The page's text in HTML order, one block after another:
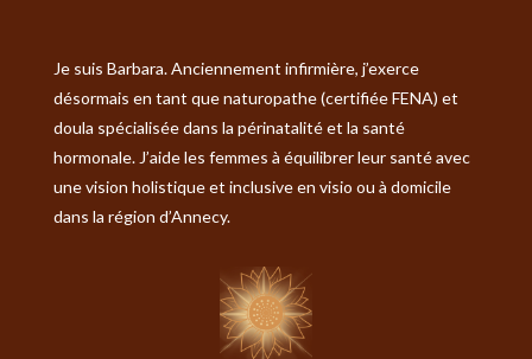
Je suis Barbara. Anciennement infirmière, j’exerce
désormais en tant que naturopathe (certifiée FENA) et
doula spécialisée dans la périnatalité et la santé
hormonale. J’aide les femmes à équilibrer leur santé avec
une vision holistique et inclusive en visio ou à domicile
dans la région d’Annecy.